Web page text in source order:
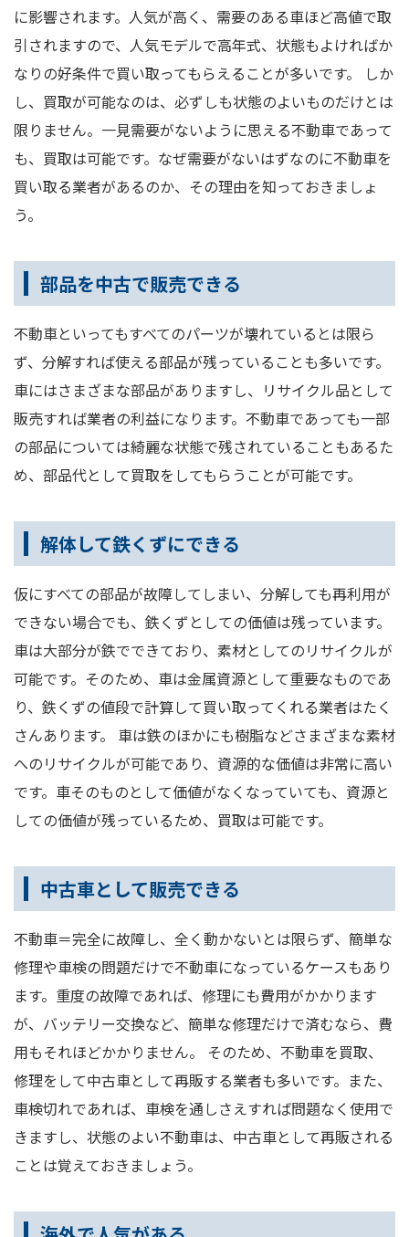
に影響されます。人気が高く、需要のある車ほど高値で取
引されますので、人気モデルで高年式、状態もよければか
なりの好条件で買い取ってもらえることが多いです。 しか
し、買取が可能なのは、必ずしも状態のよいものだけとは
限りません。一見需要がないように思える不動車であって
も、買取は可能です。なぜ需要がないはずなのに不動車を
買い取る業者があるのか、その理由を知っておきましょ
う。
部品を中古で販売できる
不動車といってもすべてのパーツが壊れているとは限ら
ず、分解すれば使える部品が残っていることも多いです。
車にはさまざまな部品がありますし、リサイクル品として
販売すれば業者の利益になります。不動車であっても一部
の部品については綺麗な状態で残されていることもあるた
め、部品代として買取をしてもらうことが可能です。
解体して鉄くずにできる
仮にすべての部品が故障してしまい、分解しても再利用が
できない場合でも、鉄くずとしての価値は残っています。
車は大部分が鉄でできており、素材としてのリサイクルが
可能です。そのため、車は金属資源として重要なものであ
り、鉄くずの値段で計算して買い取ってくれる業者はたく
さんあります。 車は鉄のほかにも樹脂などさまざまな素材
へのリサイクルが可能であり、資源的な価値は非常に高い
です。車そのものとして価値がなくなっていても、資源と
しての価値が残っているため、買取は可能です。
中古車として販売できる
不動車＝完全に故障し、全く動かないとは限らず、簡単な
修理や車検の問題だけで不動車になっているケースもあり
ます。重度の故障であれば、修理にも費用がかかります
が、バッテリー交換など、簡単な修理だけで済むなら、費
用もそれほどかかりません。 そのため、不動車を買取、
修理をして中古車として再販する業者も多いです。また、
車検切れであれば、車検を通しさえすれば問題なく使用で
きますし、状態のよい不動車は、中古車として再販される
ことは覚えておきましょう。